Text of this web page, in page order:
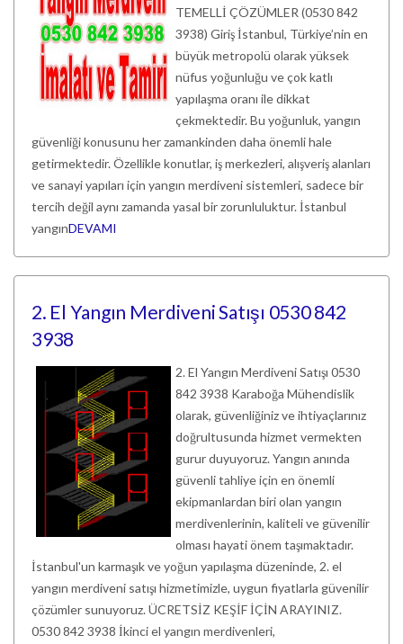
TEMELLİ ÇÖZÜMLER (0530 842
3938) Giriş İstanbul, Türkiye’nin en
büyük metropolü olarak yüksek
nüfus yoğunluğu ve çok katlı
yapılaşma oranı ile dikkat
çekmektedir. Bu yoğunluk, yangın
güvenliği konusunu her zamankinden daha önemli hale
getirmektedir. Özellikle konutlar, iş merkezleri, alışveriş alanları
ve sanayi yapıları için yangın merdiveni sistemleri, sadece bir
tercih değil aynı zamanda yasal bir zorunluluktur. İstanbul
yangınDEVAMI
2. El Yangın Merdiveni Satışı 0530 842
3938
2. El Yangın Merdiveni Satışı 0530
842 3938 Karaboğa Mühendislik
olarak, güvenliğiniz ve ihtiyaçlarınız
doğrultusunda hizmet vermekten
gurur duyuyoruz. Yangın anında
güvenli tahliye için en önemli
ekipmanlardan biri olan yangın
merdivenlerinin, kaliteli ve güvenilir
olması hayati önem taşımaktadır.
İstanbul'un karmaşık ve yoğun yapılaşma düzeninde, 2. el
yangın merdiveni satışı hizmetimizle, uygun fiyatlarla güvenilir
çözümler sunuyoruz. ÜCRETSİZ KEŞİF İÇİN ARAYINIZ.
0530 842 3938 İkinci el yangın merdivenleri,